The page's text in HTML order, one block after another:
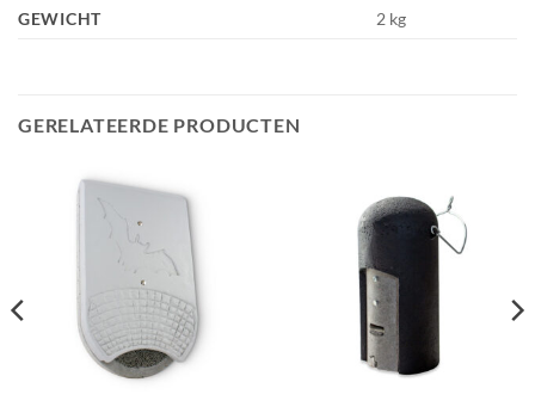
GEWICHT 2 kg
GERELATEERDE PRODUCTEN